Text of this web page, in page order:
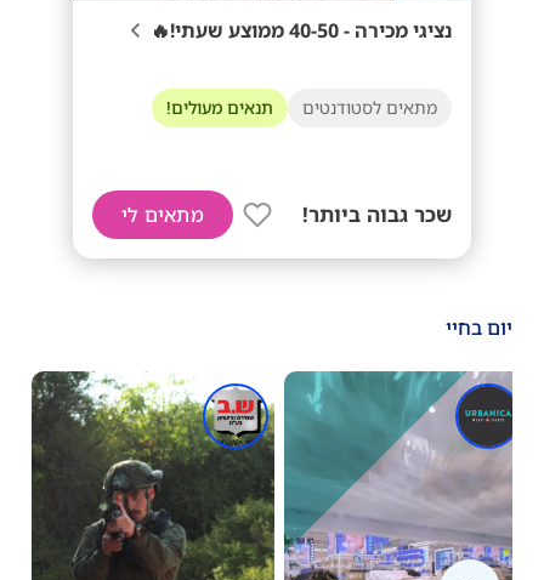
נציגי מכירה - 40-50 ממוצע שעתי!🔥
מתאים לסטודנטים תנאים מעולים!
שכר גבוה ביותר! מתאים לי
יום בחיי